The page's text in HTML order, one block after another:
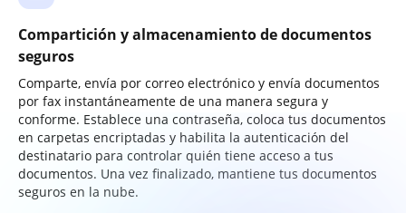
Compartición y almacenamiento de documentos
seguros
Comparte, envía por correo electrónico y envía documentos
por fax instantáneamente de una manera segura y
conforme. Establece una contraseña, coloca tus documentos
en carpetas encriptadas y habilita la autenticación del
destinatario para controlar quién tiene acceso a tus
documentos. Una vez finalizado, mantiene tus documentos
seguros en la nube.